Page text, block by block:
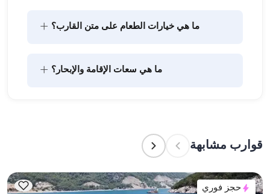
ما هي خيارات الطعام على متن القارب؟ +
ما هي سعات الإقامة والإبحار؟ +
للإيجارات اليومية، فتنطبق سعة الإبحار.
قوارب مشابهة
حجز فوري